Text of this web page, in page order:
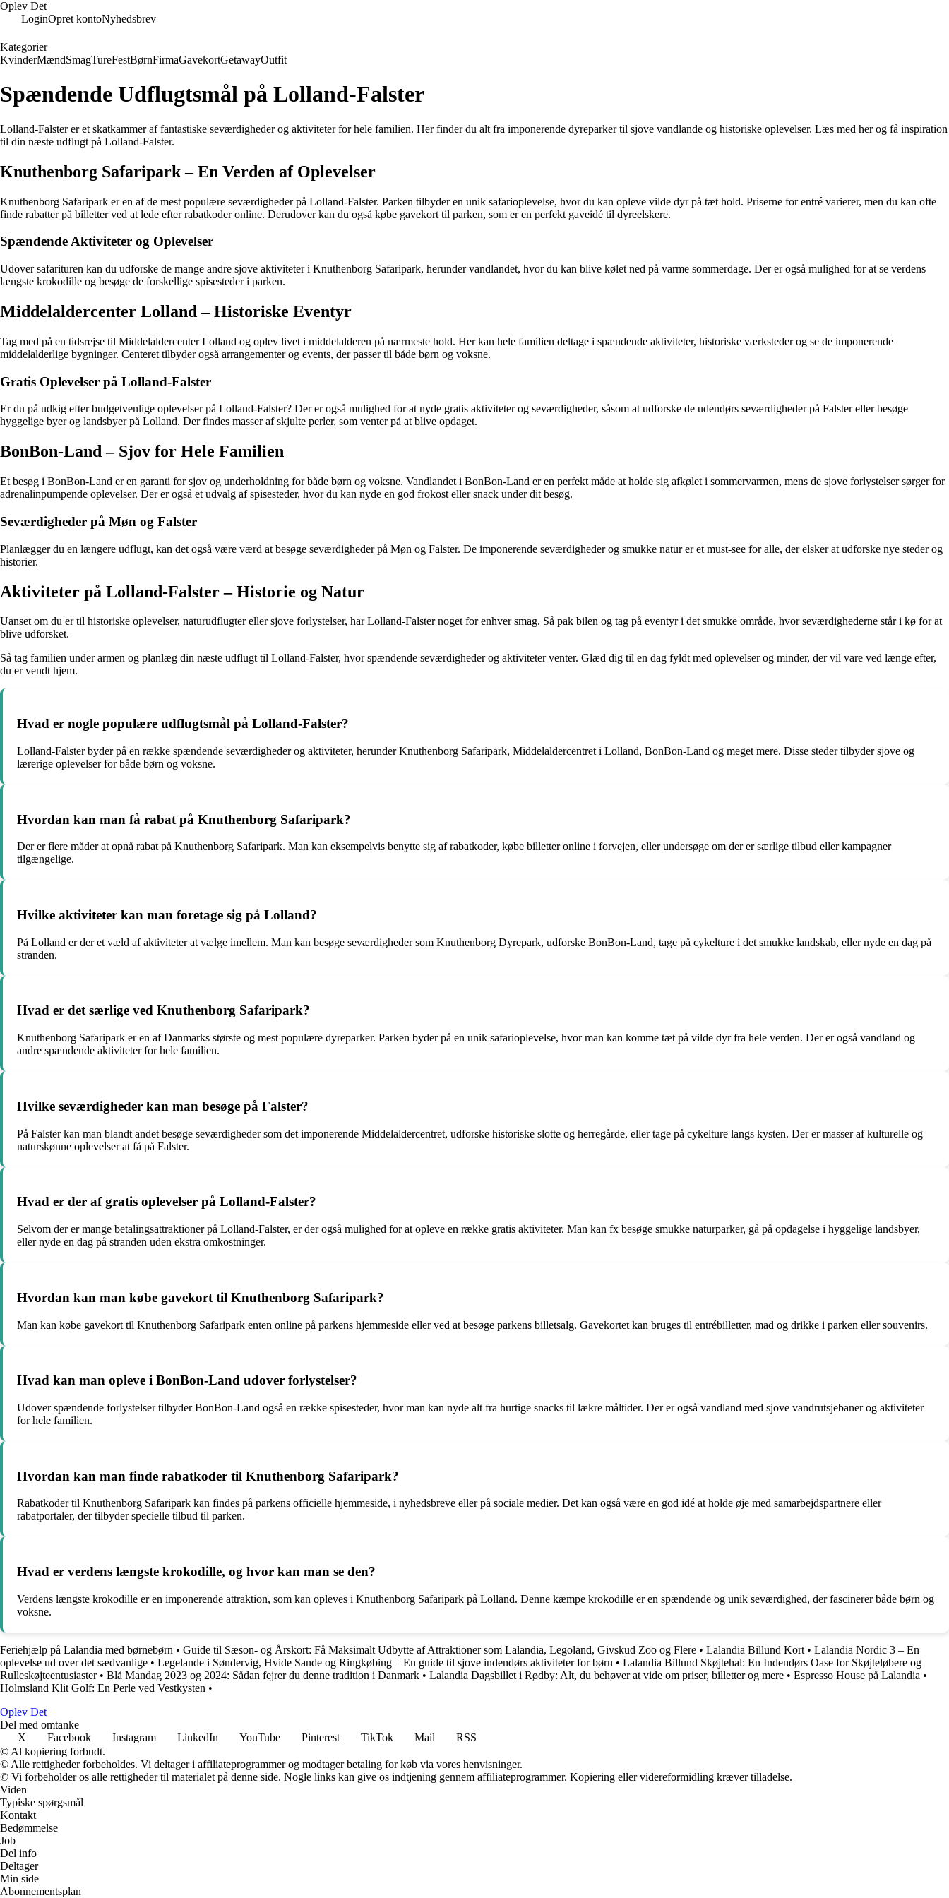
Oplev Det
LoginOpret kontoNyhedsbrev
Kategorier
KvinderMændSmagTureFestBørnFirmaGavekortGetawayOutfit
Spændende Udflugtsmål på Lolland-Falster
Lolland-Falster er et skatkammer af fantastiske seværdigheder og aktiviteter for hele familien. Her finder du alt fra imponerende dyreparker til sjove vandlande og historiske oplevelser. Læs med her og få inspiration
til din næste udflugt på Lolland-Falster.
Knuthenborg Safaripark – En Verden af Oplevelser
Knuthenborg Safaripark er en af de mest populære seværdigheder på Lolland-Falster. Parken tilbyder en unik safarioplevelse, hvor du kan opleve vilde dyr på tæt hold. Priserne for entré varierer, men du kan ofte
finde rabatter på billetter ved at lede efter rabatkoder online. Derudover kan du også købe gavekort til parken, som er en perfekt gaveidé til dyreelskere.
Spændende Aktiviteter og Oplevelser
Udover safarituren kan du udforske de mange andre sjove aktiviteter i Knuthenborg Safaripark, herunder vandlandet, hvor du kan blive kølet ned på varme sommerdage. Der er også mulighed for at se verdens
længste krokodille og besøge de forskellige spisesteder i parken.
Middelaldercenter Lolland – Historiske Eventyr
Tag med på en tidsrejse til Middelaldercenter Lolland og oplev livet i middelalderen på nærmeste hold. Her kan hele familien deltage i spændende aktiviteter, historiske værksteder og se de imponerende
middelalderlige bygninger. Centeret tilbyder også arrangementer og events, der passer til både børn og voksne.
Gratis Oplevelser på Lolland-Falster
Er du på udkig efter budgetvenlige oplevelser på Lolland-Falster? Der er også mulighed for at nyde gratis aktiviteter og seværdigheder, såsom at udforske de udendørs seværdigheder på Falster eller besøge
hyggelige byer og landsbyer på Lolland. Der findes masser af skjulte perler, som venter på at blive opdaget.
BonBon-Land – Sjov for Hele Familien
Et besøg i BonBon-Land er en garanti for sjov og underholdning for både børn og voksne. Vandlandet i BonBon-Land er en perfekt måde at holde sig afkølet i sommervarmen, mens de sjove forlystelser sørger for
adrenalinpumpende oplevelser. Der er også et udvalg af spisesteder, hvor du kan nyde en god frokost eller snack under dit besøg.
Seværdigheder på Møn og Falster
Planlægger du en længere udflugt, kan det også være værd at besøge seværdigheder på Møn og Falster. De imponerende seværdigheder og smukke natur er et must-see for alle, der elsker at udforske nye steder og
historier.
Aktiviteter på Lolland-Falster – Historie og Natur
Uanset om du er til historiske oplevelser, naturudflugter eller sjove forlystelser, har Lolland-Falster noget for enhver smag. Så pak bilen og tag på eventyr i det smukke område, hvor seværdighederne står i kø for at
blive udforsket.
Så tag familien under armen og planlæg din næste udflugt til Lolland-Falster, hvor spændende seværdigheder og aktiviteter venter. Glæd dig til en dag fyldt med oplevelser og minder, der vil vare ved længe efter,
du er vendt hjem.
Hvad er nogle populære udflugtsmål på Lolland-Falster?
Lolland-Falster byder på en række spændende seværdigheder og aktiviteter, herunder Knuthenborg Safaripark, Middelaldercentret i Lolland, BonBon-Land og meget mere. Disse steder tilbyder sjove og
lærerige oplevelser for både børn og voksne.
Hvordan kan man få rabat på Knuthenborg Safaripark?
Der er flere måder at opnå rabat på Knuthenborg Safaripark. Man kan eksempelvis benytte sig af rabatkoder, købe billetter online i forvejen, eller undersøge om der er særlige tilbud eller kampagner
tilgængelige.
Hvilke aktiviteter kan man foretage sig på Lolland?
På Lolland er der et væld af aktiviteter at vælge imellem. Man kan besøge seværdigheder som Knuthenborg Dyrepark, udforske BonBon-Land, tage på cykelture i det smukke landskab, eller nyde en dag på
stranden.
Hvad er det særlige ved Knuthenborg Safaripark?
Knuthenborg Safaripark er en af Danmarks største og mest populære dyreparker. Parken byder på en unik safarioplevelse, hvor man kan komme tæt på vilde dyr fra hele verden. Der er også vandland og
andre spændende aktiviteter for hele familien.
Hvilke seværdigheder kan man besøge på Falster?
På Falster kan man blandt andet besøge seværdigheder som det imponerende Middelaldercentret, udforske historiske slotte og herregårde, eller tage på cykelture langs kysten. Der er masser af kulturelle og
naturskønne oplevelser at få på Falster.
Hvad er der af gratis oplevelser på Lolland-Falster?
Selvom der er mange betalingsattraktioner på Lolland-Falster, er der også mulighed for at opleve en række gratis aktiviteter. Man kan fx besøge smukke naturparker, gå på opdagelse i hyggelige landsbyer,
eller nyde en dag på stranden uden ekstra omkostninger.
Hvordan kan man købe gavekort til Knuthenborg Safaripark?
Man kan købe gavekort til Knuthenborg Safaripark enten online på parkens hjemmeside eller ved at besøge parkens billetsalg. Gavekortet kan bruges til entrébilletter, mad og drikke i parken eller souvenirs.
Hvad kan man opleve i BonBon-Land udover forlystelser?
Udover spændende forlystelser tilbyder BonBon-Land også en række spisesteder, hvor man kan nyde alt fra hurtige snacks til lækre måltider. Der er også vandland med sjove vandrutsjebaner og aktiviteter
for hele familien.
Hvordan kan man finde rabatkoder til Knuthenborg Safaripark?
Rabatkoder til Knuthenborg Safaripark kan findes på parkens officielle hjemmeside, i nyhedsbreve eller på sociale medier. Det kan også være en god idé at holde øje med samarbejdspartnere eller
rabatportaler, der tilbyder specielle tilbud til parken.
Hvad er verdens længste krokodille, og hvor kan man se den?
Verdens længste krokodille er en imponerende attraktion, som kan opleves i Knuthenborg Safaripark på Lolland. Denne kæmpe krokodille er en spændende og unik seværdighed, der fascinerer både børn og
voksne.
Feriehjælp på Lalandia med børnebørn • Guide til Sæson- og Årskort: Få Maksimalt Udbytte af Attraktioner som Lalandia, Legoland, Givskud Zoo og Flere • Lalandia Billund Kort • Lalandia Nordic 3 – En
oplevelse ud over det sædvanlige • Legelande i Søndervig, Hvide Sande og Ringkøbing – En guide til sjove indendørs aktiviteter for børn • Lalandia Billund Skøjtehal: En Indendørs Oase for Skøjteløbere og
Rulleskøjteentusiaster• Blå Mandag 2023 og 2024: Sådan fejrer du denne tradition i Danmark • Lalandia Dagsbillet i Rødby: Alt, du behøver at vide om priser, billetter og mere • Espresso House på Lalandia •
Holmsland Klit Golf: En Perle ved Vestkysten •
Oplev Det
Del med omtanke
X
Facebook Instagram LinkedIn YouTube Pinterest TikTok Mail
RSS
© Al kopiering forbudt.
© Alle rettigheder forbeholdes. Vi deltager i affiliateprogrammer og modtager betaling for køb via vores henvisninger.
© Vi forbeholder os alle rettigheder til materialet på denne side. Nogle links kan give os indtjening gennem affiliateprogrammer. Kopiering eller videreformidling kræver tilladelse.
Viden
Typiske spørgsmål
Kontakt
Bedømmelse
Job
Del info
Deltager
Min side
Abonnementsplan